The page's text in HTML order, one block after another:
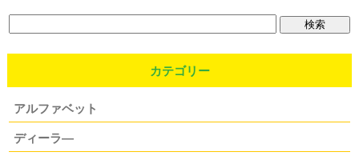
カテゴリー
アルファベット
ディーラ―